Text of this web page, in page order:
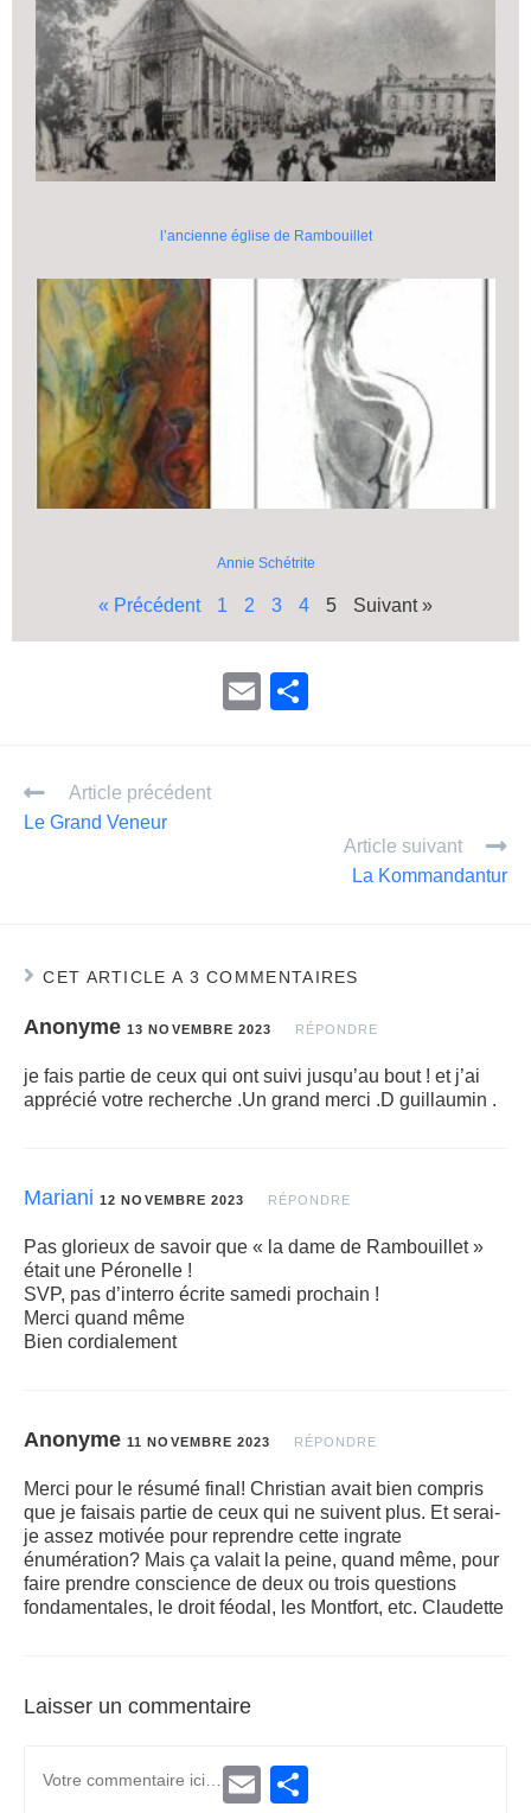
l’ancienne église de Rambouillet
Annie Schétrite
« Précédent 1 2 3 4 5 Suivant »
E
er
Article précédent
Le Grand Veneur
Article suivant
La Kommandantur
CET ARTICLE A 3 COMMENTAIRES
Anonyme 13 NOVEMBRE 2023 RÉPONDRE
je fais partie de ceux qui ont suivi jusqu’au bout ! et j’ai
apprécié votre recherche .Un grand merci .D guillaumin .
Mariani 12 NOVEMBRE 2023 RÉPONDRE
Pas glorieux de savoir que « la dame de Rambouillet »
était une Péronelle !
SVP, pas d’interro écrite samedi prochain !
Merci quand même
Bien cordialement
Anonyme 11 NOVEMBRE 2023 RÉPONDRE
Merci pour le résumé final! Christian avait bien compris
que je faisais partie de ceux qui ne suivent plus. Et serai-
je assez motivée pour reprendre cette ingrate
énumération? Mais ça valait la peine, quand même, pour
faire prendre conscience de deux ou trois questions
fondamentales, le droit féodal, les Montfort, etc. Claudette
Laisser un commentaire
E